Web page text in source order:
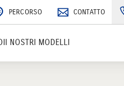
PERCORSO CONTATTO
I NOSTRI MODELLI